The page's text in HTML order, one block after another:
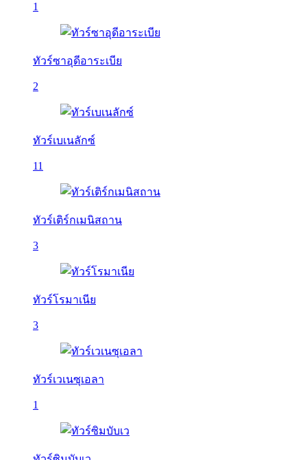
1
ทัวร์ซาอุดีอาระเบีย
2
ทัวร์เบเนลักซ์
11
ทัวร์เติร์กเมนิสถาน
3
ทัวร์โรมาเนีย
3
ทัวร์เวเนซุเอลา
1